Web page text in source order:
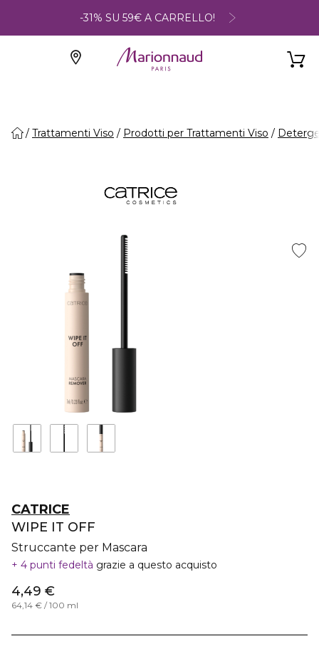
-31% SU 59€ A CARRELLO!
Trattamenti Viso Prodotti per Trattamenti Viso
CATRICE
WIPE IT OFF
Struccante per Mascara
4 punti fedeltà grazie a questo acquisto
4,49 €
64,14 € / 100 ml